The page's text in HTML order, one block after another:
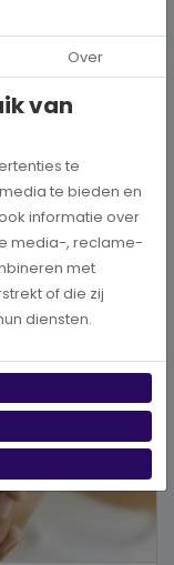
je past?
aan een betere
kan het ve...
Over
van
te
te bieden en
informatie over
media-, reclame-
met
of die zij
diensten.